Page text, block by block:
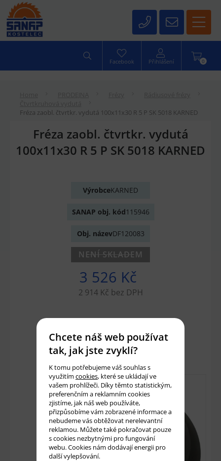
0
Facebook Přihlášení
Fréza zaobl. čtvrtkr. vydutá 100x11x30 R 5 P SK 5018 KARNED
Fréza zaobl. čtvrtkr. vydutá
100x11x30 R 5 P SK 5018 KARNED
VýrobceKARNED
SANAP obj. kód115946
Obj. názevDF120083
NENÍ SKLADEM
3 526 Kč
2 914 Kč bez DPH
Přidat do košíku
Chcete náš web používat
tak, jak jste zvyklí?
K tomu potřebujeme váš souhlas s
využitím cookies, které se ukládají ve
vašem prohlížeči. Díky těmto statistickým,
preferenčním a reklamním cookies
zjistíme, jak náš web používáte,
přizpůsobíme vám zobrazené informace a
nebudeme vás obtěžovat nerelevantní
reklamou. Můžete také pokračovat pouze
s cookies nezbytnými pro fungování
webu. Cookies nám dodávají energii pro
další vylepšování.